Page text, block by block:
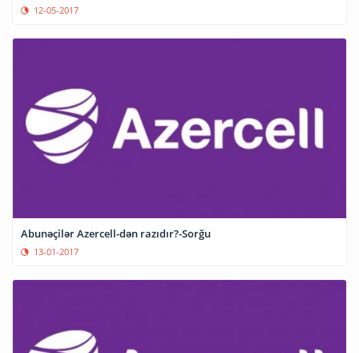
12-05-2017
Abunəçilər Azercell-dən razıdır?-Sorğu
13-01-2017